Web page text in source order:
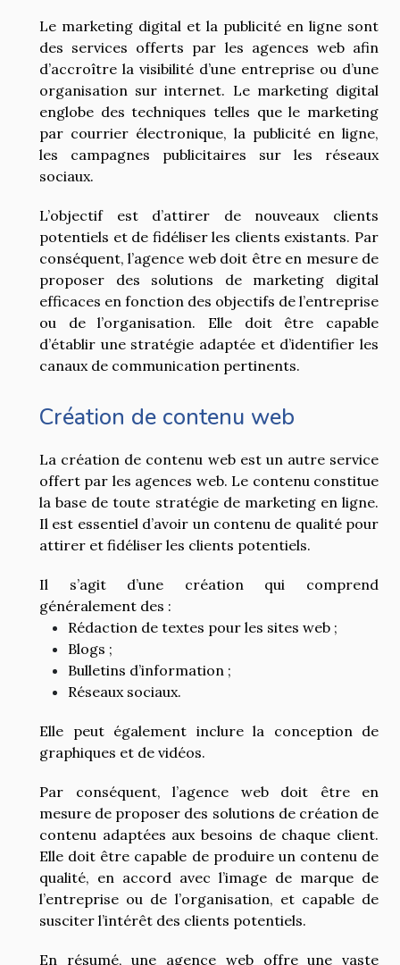
Le marketing digital et la publicité en ligne sont
des services offerts par les agences web afin
d’accroître la visibilité d’une entreprise ou d’une
organisation sur internet. Le marketing digital
englobe des techniques telles que le marketing
par courrier électronique, la publicité en ligne,
les campagnes publicitaires sur les réseaux
sociaux.
L’objectif est d’attirer de nouveaux clients
potentiels et de fidéliser les clients existants. Par
conséquent, l’agence web doit être en mesure de
proposer des solutions de marketing digital
efficaces en fonction des objectifs de l’entreprise
ou de l’organisation. Elle doit être capable
d’établir une stratégie adaptée et d’identifier les
canaux de communication pertinents.
Création de contenu web
La création de contenu web est un autre service
offert par les agences web. Le contenu constitue
la base de toute stratégie de marketing en ligne.
Il est essentiel d’avoir un contenu de qualité pour
attirer et fidéliser les clients potentiels.
Il s’agit d’une création qui comprend
généralement des :
Rédaction de textes pour les sites web ;
Blogs ;
Bulletins d’information ;
Réseaux sociaux.
Elle peut également inclure la conception de
graphiques et de vidéos.
Par conséquent, l’agence web doit être en
mesure de proposer des solutions de création de
contenu adaptées aux besoins de chaque client.
Elle doit être capable de produire un contenu de
qualité, en accord avec l’image de marque de
l’entreprise ou de l’organisation, et capable de
susciter l’intérêt des clients potentiels.
En résumé, une agence web offre une vaste